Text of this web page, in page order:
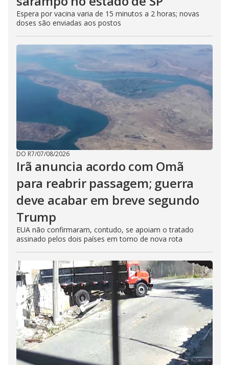
Espera por vacina varia de 15 minutos a 2 horas; novas
doses são enviadas aos postos
DO R7/07/08/2026
Irã anuncia acordo com Omã
para reabrir passagem; guerra
deve acabar em breve segundo
Trump
EUA não confirmaram, contudo, se apoiam o tratado
assinado pelos dois países em torno de nova rota